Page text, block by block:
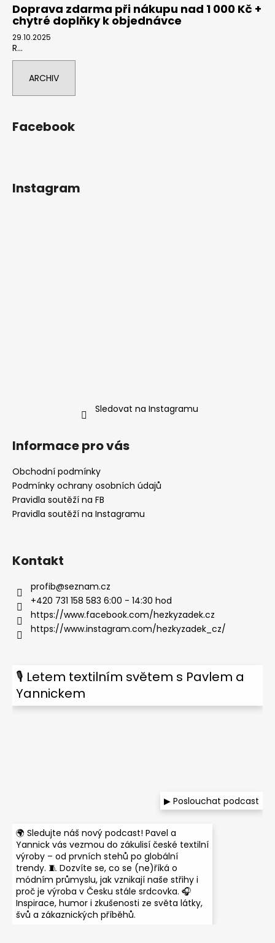
Doprava zdarma při nákupu nad 1 000 Kč +
chytré doplňky k objednávce
29.10.2025
R...
ARCHIV
Facebook
Instagram
Sledovat na Instagramu
Informace pro vás
Obchodní podmínky
Podmínky ochrany osobních údajů
Pravidla soutěží na FB
Pravidla soutěží na Instagramu
Kontakt
profib@seznam.cz
+420 731 158 583 6:00 - 14:30 hod
https://www.facebook.com/hezkyzadek.cz
https://www.instagram.com/hezkyzadek_cz/
🎙 Letem textilním světem s Pavlem a
Yannickem
🌍 Sledujte náš nový podcast! Pavel a
Yannick vás vezmou do zákulisí české textilní
výroby – od prvních stehů po globální
trendy. 🧵 Dozvíte se, co se (ne)říká o
módním průmyslu, jak vznikají naše střihy i
proč je výroba v Česku stále srdcovka. 🎧
Inspirace, humor i zkušenosti ze světa látky,
švů a zákaznických příběhů.
▶ Poslouchat podcast